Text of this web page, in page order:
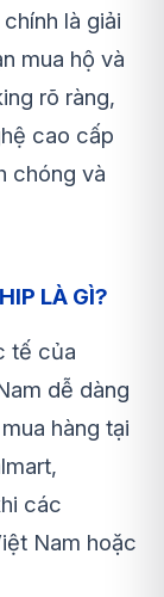
là giải
mua hộ và
rõ ràng,
cao cấp
chóng và
LÀ GÌ?
tế của
dễ dàng
hàng tại
các
Nam hoặc